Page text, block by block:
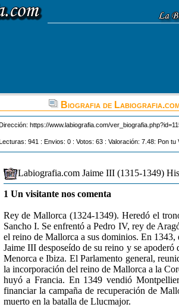
Biografia de Labiografia.com
https://www.labiografia.com/
941 : Envios: 0 : Votos: 63 : Valoración: 7.48: Pon tu
Labiografia.com Jaime III (1315-1349)
1 Un visitante nos comenta
Rey de Mallorca (1324-1349). Heredó el
Sancho I. Se enfrentó a Pedro IV, rey de
el reino de Mallorca a sus dominios. En 1343,
Jaime III desposeído de su reino y se
Menorca e Ibiza. El Parlamento general,
la incorporación del reino de Mallorca a la
huyó a Francia. En 1349 vendió
financiar la campaña de recuperación de
muerto en la batalla de Llucmajor.